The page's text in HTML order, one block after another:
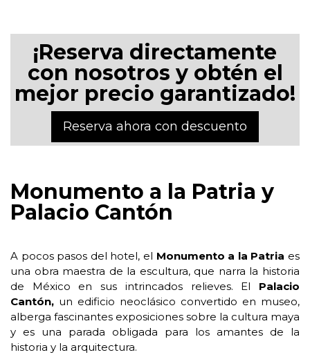
¡Reserva directamente
con nosotros y obtén el
mejor precio garantizado!
Reserva ahora con descuento
Monumento a la Patria y
Palacio Cantón
A pocos pasos del hotel, el Monumento a la Patria es
una obra maestra de la escultura, que narra la historia
de México en sus intrincados relieves. El Palacio
Cantón, un edificio neoclásico convertido en museo,
alberga fascinantes exposiciones sobre la cultura maya
y es una parada obligada para los amantes de la
historia y la arquitectura.